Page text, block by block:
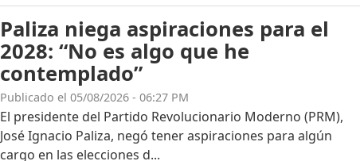
Paliza niega aspiraciones para el
2028: “No es algo que he
contemplado”
Publicado el 05/08/2026 - 06:27 PM
El presidente del Partido Revolucionario Moderno (PRM),
José Ignacio Paliza, negó tener aspiraciones para algún
cargo en las elecciones d...